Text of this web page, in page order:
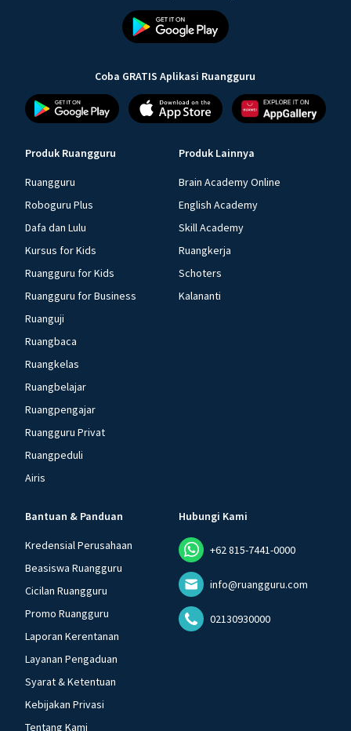
Coba GRATIS Aplikasi Ruangguru
Produk Ruangguru
Ruangguru
Roboguru Plus
Dafa dan Lulu
Kursus for Kids
Ruangguru for Kids
Ruangguru for Business
Ruanguji
Ruangbaca
Ruangkelas
Ruangbelajar
Ruangpengajar
Ruangguru Privat
Ruangpeduli
Airis
Produk Lainnya
Brain Academy Online
English Academy
Skill Academy
Ruangkerja
Schoters
Kalananti
Bantuan & Panduan
Kredensial Perusahaan
Beasiswa Ruangguru
Cicilan Ruangguru
Promo Ruangguru
Laporan Kerentanan
Layanan Pengaduan
Syarat & Ketentuan
Kebijakan Privasi
Tentang Kami
Hubungi Kami
+62 815-7441-0000
info@ruangguru.com
02130930000